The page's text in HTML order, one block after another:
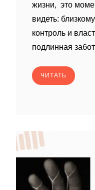
жизни, это
видеть:
контроль и
подлинная
ЧИТАТЬ